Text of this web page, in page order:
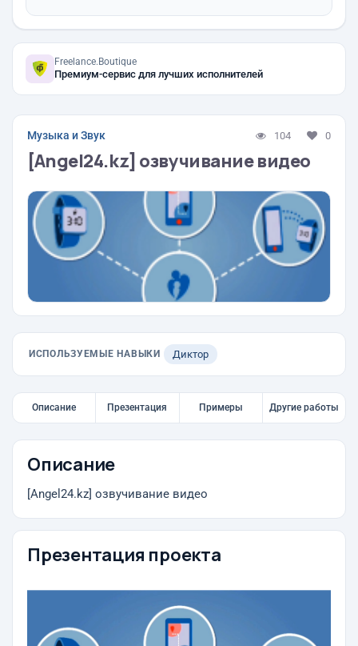
Freelance.Boutique
Премиум-сервис для лучших исполнителей
Музыка и Звук 104 0
[Angel24.kz] озвучивание видео
ИСПОЛЬЗУЕМЫЕ НАВЫКИ Диктор
Описание Презентация Примеры Другие работы
Описание
[Angel24.kz] озвучивание видео
Презентация проекта